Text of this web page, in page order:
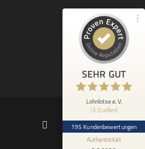
SEHR GUT
Lohnlotse e. V.
(3 Quellen)
195 Kundenbewertungen
Authentizität
ProvenExpert.com
Blick aufs ProvenExpert-Profil werfen
Anonym
Eine sehr schnelle und hilfreiche
Beantwortung meines Problems.